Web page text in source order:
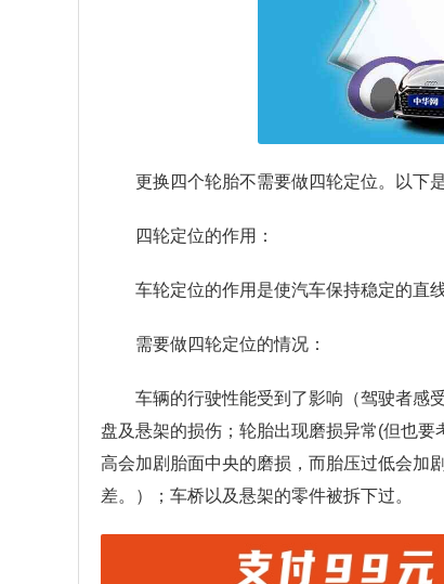
更换四个轮胎不需要做四轮定位。以下
四轮定位的作用：
车轮定位的作用是使汽车保持稳定的直
需要做四轮定位的情况：
车辆的行驶性能受到了影响（驾驶者感
盘及悬架的损伤；轮胎出现磨损异常(但也
高会加剧胎面中央的磨损，而胎压过低会加
差。）；车桥以及悬架的零件被拆下过。